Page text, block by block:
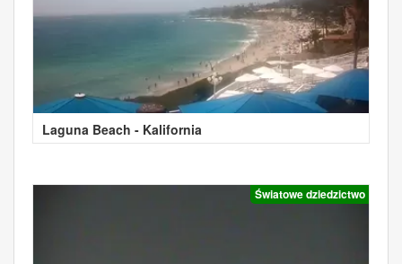
Laguna Beach - Kalifornia
Światowe dziedzictwo